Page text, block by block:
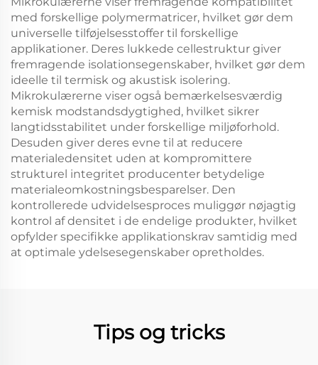
med forskellige polymermatricer, hvilket gør dem
universelle tilføjelsesstoffer til forskellige
applikationer. Deres lukkede cellestruktur giver
fremragende isolationsegenskaber, hvilket gør dem
ideelle til termisk og akustisk isolering.
Mikrokulærerne viser også bemærkelsesværdig
kemisk modstandsdygtighed, hvilket sikrer
langtidsstabilitet under forskellige miljøforhold.
Desuden giver deres evne til at reducere
materialedensitet uden at kompromittere
strukturel integritet producenter betydelige
materialeomkostningsbesparelser. Den
kontrollerede udvidelsesproces muliggør nøjagtig
kontrol af densitet i de endelige produkter, hvilket
opfylder specifikke applikationskrav samtidig med
at optimale ydelsesegenskaber opretholdes.
Tips og tricks